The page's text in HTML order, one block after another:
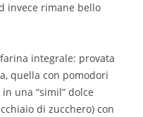
invece rimane bello
integrale: provata
quella con pomodori
una “simil” dolce
di zucchero) con